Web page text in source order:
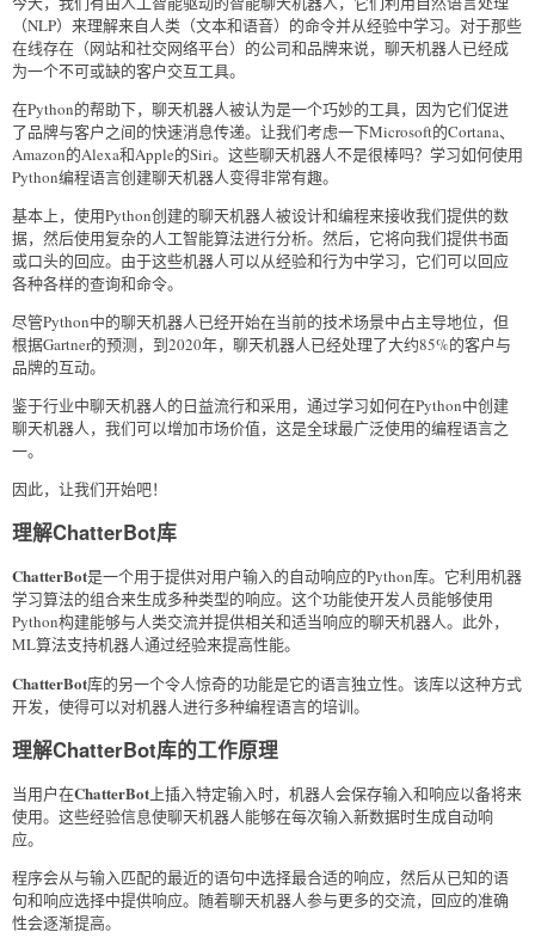
（NLP）来理解来自人类（文本和语音）的命令并从经验中学习。对于那些
在线存在（网站和社交网络平台）的公司和品牌来说，聊天机器人已经成
为一个不可或缺的客户交互工具。
在Python的帮助下，聊天机器人被认为是一个巧妙的工具，因为它们促进
了品牌与客户之间的快速消息传递。让我们考虑一下Microsoft的Cortana、
Amazon的Alexa和Apple的Siri。这些聊天机器人不是很棒吗？学习如何使用
Python编程语言创建聊天机器人变得非常有趣。
基本上，使用Python创建的聊天机器人被设计和编程来接收我们提供的数
据，然后使用复杂的人工智能算法进行分析。然后，它将向我们提供书面
或口头的回应。由于这些机器人可以从经验和行为中学习，它们可以回应
各种各样的查询和命令。
尽管Python中的聊天机器人已经开始在当前的技术场景中占主导地位，但
根据Gartner的预测，到2020年，聊天机器人已经处理了大约85%的客户与
品牌的互动。
鉴于行业中聊天机器人的日益流行和采用，通过学习如何在Python中创建
聊天机器人，我们可以增加市场价值，这是全球最广泛使用的编程语言之
一。
因此，让我们开始吧！
理解ChatterBot库
ChatterBot是一个用于提供对用户输入的自动响应的Python库。它利用机器
学习算法的组合来生成多种类型的响应。这个功能使开发人员能够使用
Python构建能够与人类交流并提供相关和适当响应的聊天机器人。此外，
ML算法支持机器人通过经验来提高性能。
ChatterBot库的另一个令人惊奇的功能是它的语言独立性。该库以这种方式
开发，使得可以对机器人进行多种编程语言的培训。
理解ChatterBot库的工作原理
当用户在ChatterBot 上插入特定输入时，机器人会保存输入和响应以备将来
使用。这些经验信息使聊天机器人能够在每次输入新数据时生成自动响
应。
程序会从与输入匹配的最近的语句中选择最合适的响应，然后从已知的语
句和响应选择中提供响应。随着聊天机器人参与更多的交流，回应的准确
性会逐渐提高。